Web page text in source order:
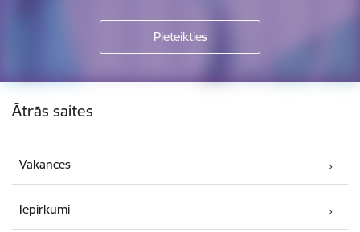
Kājene
Ātrās saites
Vakances
Iepirkumi